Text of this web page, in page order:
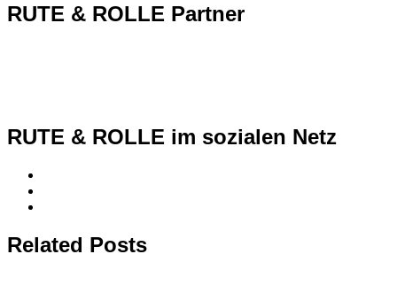
RUTE & ROLLE Partner
RUTE & ROLLE im sozialen Netz
Related Posts